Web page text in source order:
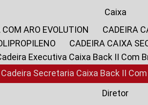
Caixa
COM ARO EVOLUTION
CADEIRA
CADEIRA CAIXA
Cadeira Executiva Caixa Back II Com
Cadeira Secretaria Caixa Back II
Diretor